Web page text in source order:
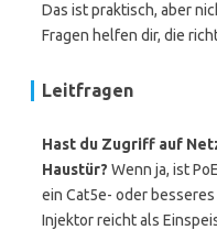
Das ist praktisch, aber
Fragen helfen dir, die
Leitfragen
Hast du Zugriff auf
Haustür? Wenn ja, ist
ein Cat5e- oder
Injektor reicht als